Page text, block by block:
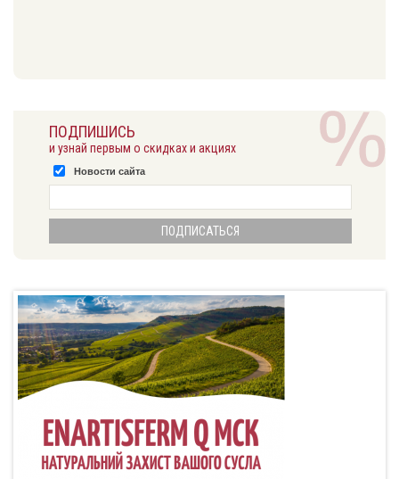
ПОДПИШИСЬ
и узнай первым о скидках и акциях
Новости сайта